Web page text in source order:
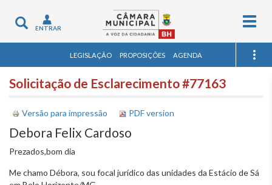
Toggle
navigation
ENTRAR
LEGISLAÇÃO PROPOSIÇÕES AGENDA
Solicitação de Esclarecimento #77163
Versão para impressão PDF version
Debora Felix Cardoso
Prezados,bom dia
Me chamo Débora, sou focal jurídico das unidades da Estácio de Sá